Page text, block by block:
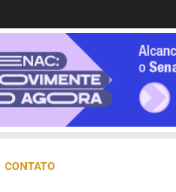
CONTATO